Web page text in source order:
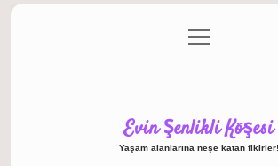
Gizlilik Politikası
menüyü
aç
Evin Şenlikli Köşesi
Yaşam alanlarına neşe katan fikirler!